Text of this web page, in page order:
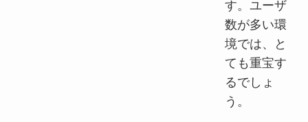
す。ユーザ
数が多い環
境では、と
ても重宝す
るでしょ
う。